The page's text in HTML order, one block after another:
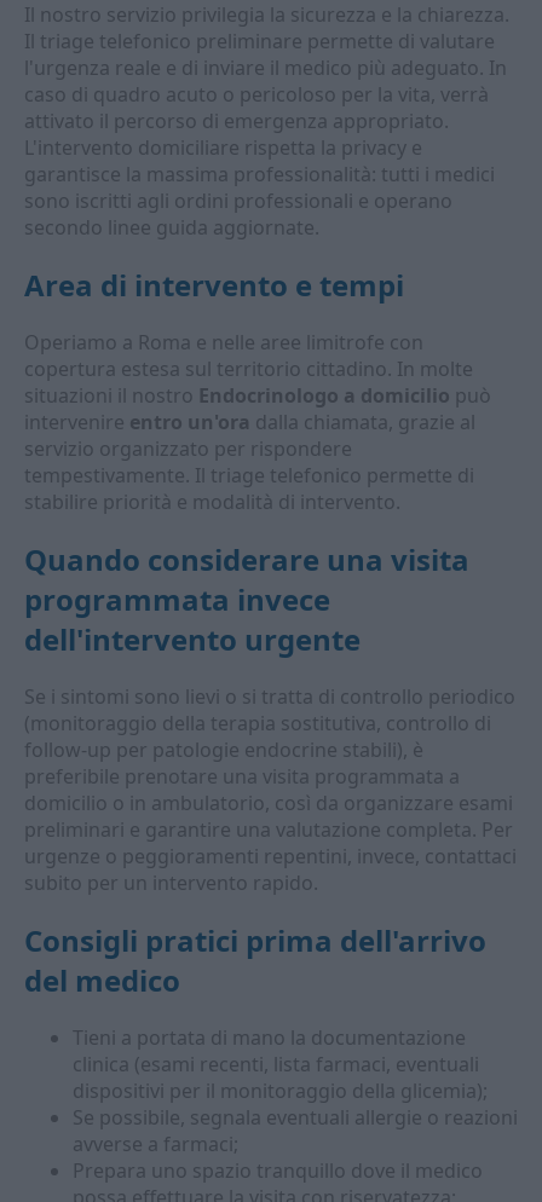
Il nostro servizio privilegia la sicurezza e la chiarezza.
Il triage telefonico preliminare permette di valutare
l'urgenza reale e di inviare il medico più adeguato. In
caso di quadro acuto o pericoloso per la vita, verrà
attivato il percorso di emergenza appropriato.
L'intervento domiciliare rispetta la privacy e
garantisce la massima professionalità: tutti i medici
sono iscritti agli ordini professionali e operano
secondo linee guida aggiornate.
Area di intervento e tempi
Operiamo a Roma e nelle aree limitrofe con
copertura estesa sul territorio cittadino. In molte
situazioni il nostro Endocrinologo a domicilio può
intervenire entro un'ora dalla chiamata, grazie al
servizio organizzato per rispondere
tempestivamente. Il triage telefonico permette di
stabilire priorità e modalità di intervento.
Quando considerare una visita
programmata invece
dell'intervento urgente
Se i sintomi sono lievi o si tratta di controllo periodico
(monitoraggio della terapia sostitutiva, controllo di
follow-up per patologie endocrine stabili), è
preferibile prenotare una visita programmata a
domicilio o in ambulatorio, così da organizzare esami
preliminari e garantire una valutazione completa. Per
urgenze o peggioramenti repentini, invece, contattaci
subito per un intervento rapido.
Consigli pratici prima dell'arrivo
del medico
Tieni a portata di mano la documentazione
clinica (esami recenti, lista farmaci, eventuali
dispositivi per il monitoraggio della glicemia);
Se possibile, segnala eventuali allergie o reazioni
avverse a farmaci;
Prepara uno spazio tranquillo dove il medico